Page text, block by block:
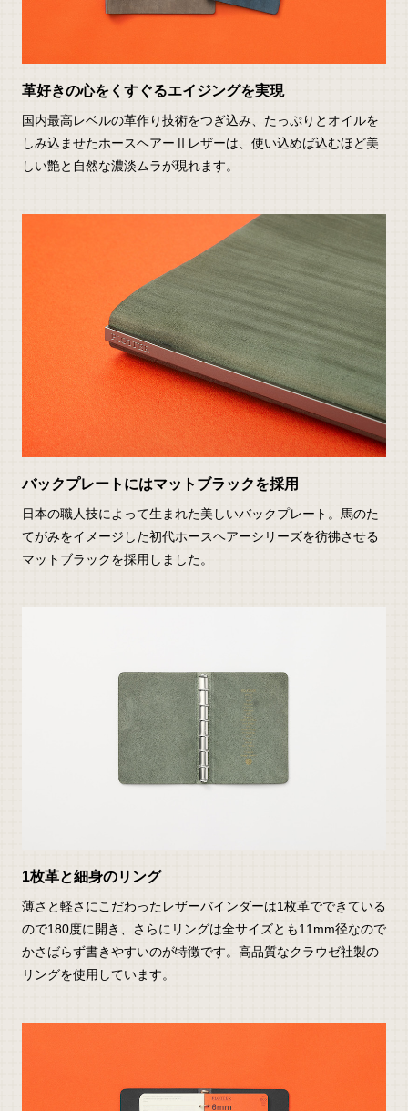
革好きの心をくすぐるエイジングを実現
国内最高レベルの革作り技術をつぎ込み、たっぷりとオイルを
しみ込ませたホースヘアーⅡレザーは、使い込めば込むほど美
しい艶と自然な濃淡ムラが現れます。
バックプレートにはマットブラックを採用
日本の職人技によって生まれた美しいバックプレート。馬のた
てがみをイメージした初代ホースヘアーシリーズを彷彿させる
マットブラックを採用しました。
1枚革と細身のリング
薄さと軽さにこだわったレザーバインダーは1枚革でできている
ので180度に開き、さらにリングは全サイズとも11mm径なので
かさばらず書きやすいのが特徴です。高品質なクラウゼ社製の
リングを使用しています。